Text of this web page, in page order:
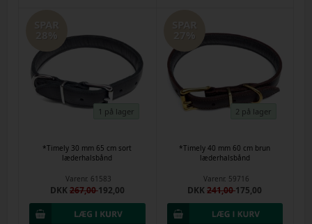
1 på lager
*Timely 30 mm 65 cm sort
læderhalsbånd
Varenr. 61583
DKK267,00192,00
2 på lager
*Timely 40 mm 60 cm brun
læderhalsbånd
Varenr. 59716
DKK241,00175,00